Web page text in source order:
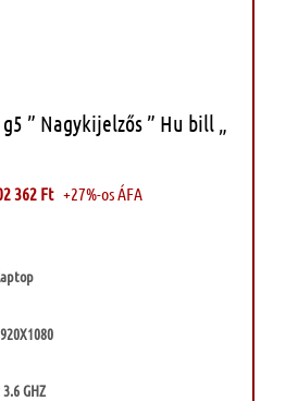
” Nagykijelzős ” Hu bill „
362 Ft +27%-os ÁFA
3.6 GHZ